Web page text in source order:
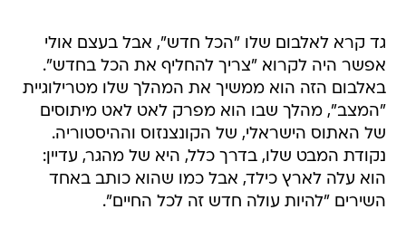
גד קרא לאלבום שלו "הכל חדש", אבל בעצם אולי
אפשר היה לקרוא "צריך להחליף את הכל בחדש".
באלבום הזה הוא ממשיך את המהלך שלו מטרילוגיית
"המצב", מהלך שבו הוא מפרק לאט לאט מיתוסים
של האתוס הישראלי, של הקונצנזוס וההיסטוריה.
נקודת המבט שלו, בדרך כלל, היא של מהגר, עדיין:
הוא עלה לארץ כילד, אבל כמו שהוא כותב באחד
השירים "להיות עולה חדש זה לכל החיים".